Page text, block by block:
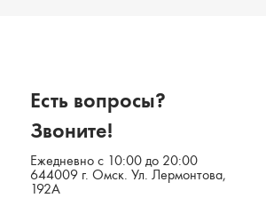
Есть вопросы?
Звоните!
Ежедневно с 10:00 до 20:00
644009 г. Омск. Ул. Лермонтова,
192А